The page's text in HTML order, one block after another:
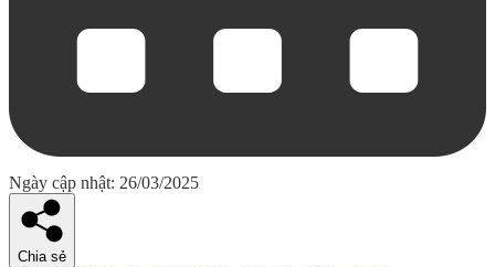
Ngày cập nhật: 26/03/2025
Chia sẻ